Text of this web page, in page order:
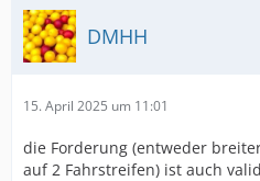
DMHH
15. April 2025 um 11:01
die Forderung (entweder
auf 2 Fahrstreifen) ist auch